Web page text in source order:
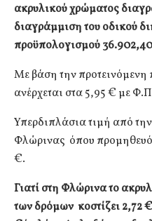
ακρυλικού χρώματος
διαγράμμιση του οδικού
προϋπολογισμού
Με βάση την προτεινόμενη
ανέρχεται στα 5,95 € με
Υπερδιπλάσια τιμή από
Φλώρινας όπου
€.
Γιατί στη Φλώρινα το
των δρόμων κοστίζει 2,72